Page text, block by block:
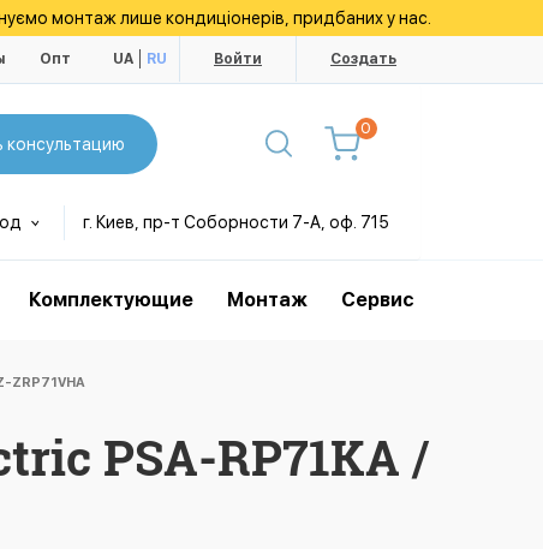
монтаж лише кондиціонерів, придбаних у нас.
Опт UA RU Войти Создать
консультацию
0
г. Киев, пр-т Соборности 7-А, оф. 715
Комплектующие Монтаж Сервис
ZRP71VHA
PSA-RP71KA /